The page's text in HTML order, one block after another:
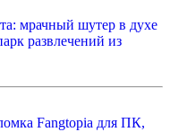
мрачный шутер в духе
развлечений из
Fangtopia для ПК,